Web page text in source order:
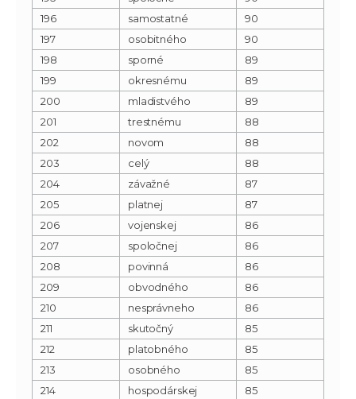
196
samostatné
90
197
osobitného
90
198
sporné
89
199
okresnému
89
200
mladistvého
89
201
trestnému
88
202
novom
88
203
celý
88
204
závažné
87
205
platnej
87
206
vojenskej
86
207
spoločnej
86
208
povinná
86
209
obvodného
86
210
nesprávneho
86
211
skutočný
85
212
platobného
85
213
osobného
85
214
hospodárskej
85